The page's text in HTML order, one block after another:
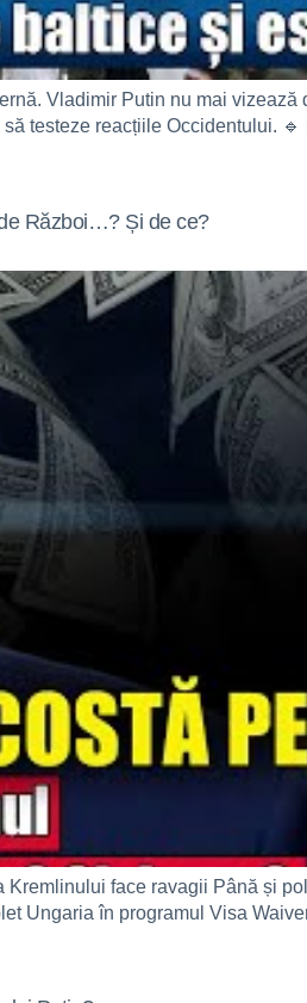
Vladimir Putin nu mai
testeze reacțiile Occidentului.
Război…? Și de ce?
face ravagii Până și
Ungaria în programul Visa